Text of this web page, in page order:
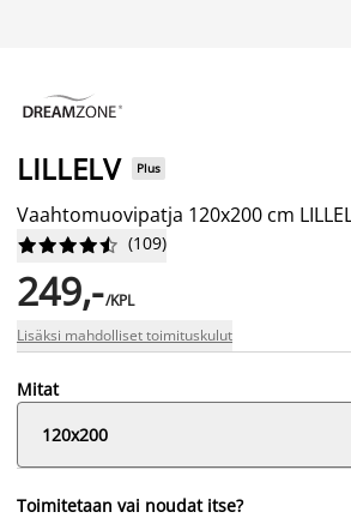
LILLELV Plus
Vaahtomuovipatja 120x200 cm





 (109)
249,-/KPL
Lisäksi mahdolliset toimituskulut
Mitat
120x200
Toimitetaan vai noudat itse?